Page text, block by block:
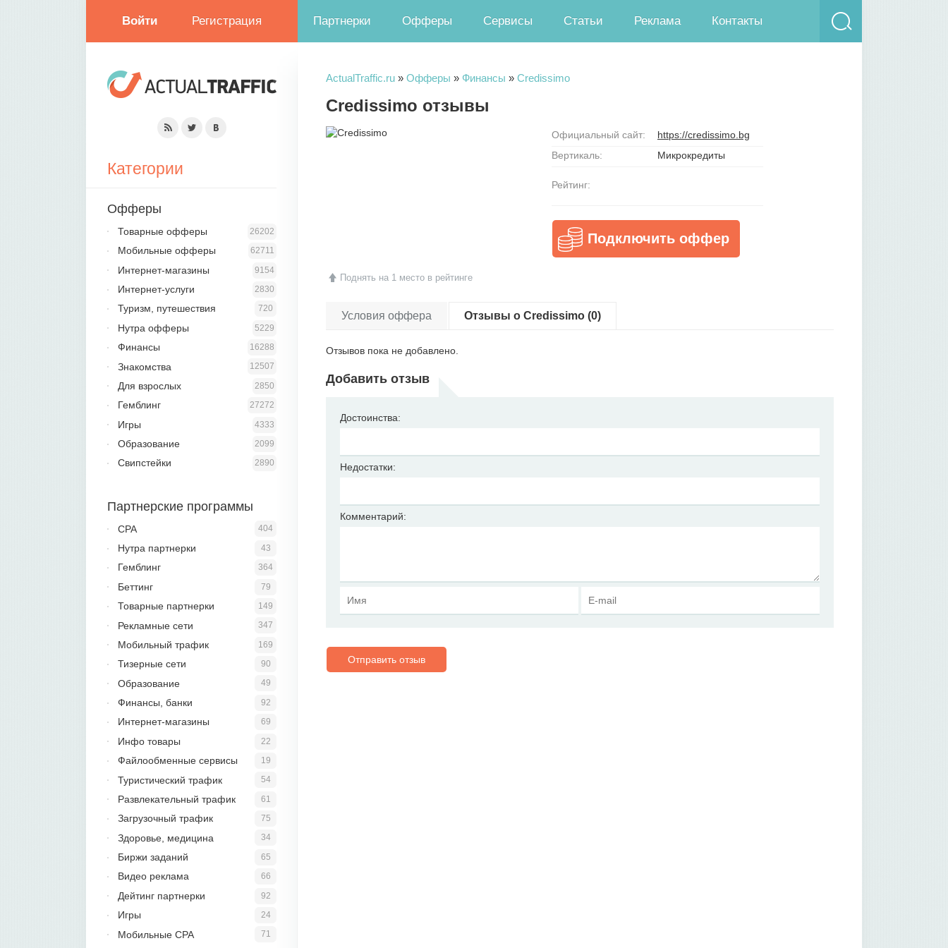
Войти Регистрация Партнерки Офферы Сервисы Статьи Реклама Контакты
ActualTraffic.ru » Офферы » Финансы » Credissimo
Credissimo отзывы
Поднять на 1 место в рейтинге
Официальный сайт:
https://credissimo.bg
Вертикаль:
Микрокредиты
Рейтинг:
Подключить оффер
Условия оффера Отзывы о Credissimo (0)
Отзывов пока не добавлено.
Добавить отзыв
Достоинства:
Недостатки:
Комментарий:
Отправить отзыв
Категории
Офферы
26202
Товарные офферы
62711
Мобильные офферы
9154
Интернет-магазины
2830
Интернет-услуги
720
Туризм, путешествия
5229
Нутра офферы
16288
Финансы
12507
Знакомства
2850
Для взрослых
27272
Гемблинг
4333
Игры
2099
Образование
2890
Свипстейки
Партнерские программы
404
CPA
43
Нутра партнерки
364
Гемблинг
79
Беттинг
149
Товарные партнерки
347
Рекламные сети
169
Мобильный трафик
90
Тизерные сети
49
Образование
92
Финансы, банки
69
Интернет-магазины
22
Инфо товары
19
Файлообменные сервисы
54
Туристический трафик
61
Развлекательный трафик
75
Загрузочный трафик
34
Здоровье, медицина
65
Биржи заданий
66
Видео реклама
92
Дейтинг партнерки
24
Игры
71
Мобильные CPA